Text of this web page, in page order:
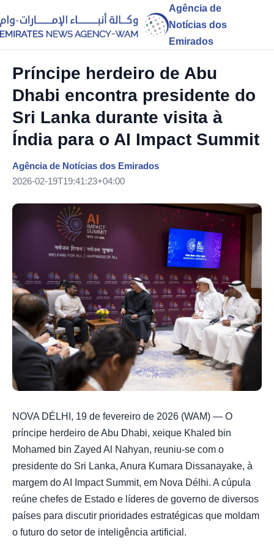
Agência de
Notícias dos
Emirados
Príncipe herdeiro de Abu
Dhabi encontra presidente do
Sri Lanka durante visita à
Índia para o AI Impact Summit
Agência de Notícias dos Emirados
2026-02-19T19:41:23+04:00
NOVA DÉLHI, 19 de fevereiro de 2026 (WAM) — O
príncipe herdeiro de Abu Dhabi, xeique Khaled bin
Mohamed bin Zayed Al Nahyan, reuniu-se com o
presidente do Sri Lanka, Anura Kumara Dissanayake, à
margem do AI Impact Summit, em Nova Délhi. A cúpula
reúne chefes de Estado e líderes de governo de diversos
países para discutir prioridades estratégicas que moldam
o futuro do setor de inteligência artificial.